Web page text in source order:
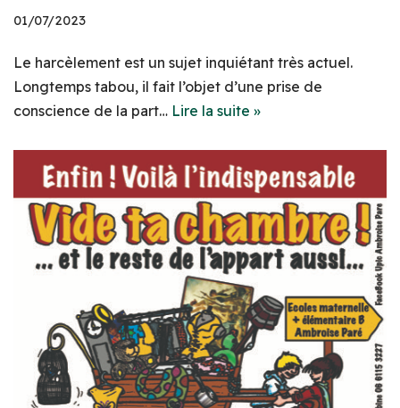
01/07/2023
Le harcèlement est un sujet inquiétant très actuel.
Longtemps tabou, il fait l’objet d’une prise de
conscience de la part… Lire la suite »